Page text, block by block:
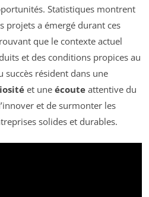
Statistiques montrent
projets a émergé durant ces
que le contexte actuel
et des conditions propices au
succès résident dans une
et une écoute attentive du
et de surmonter les
solides et durables.